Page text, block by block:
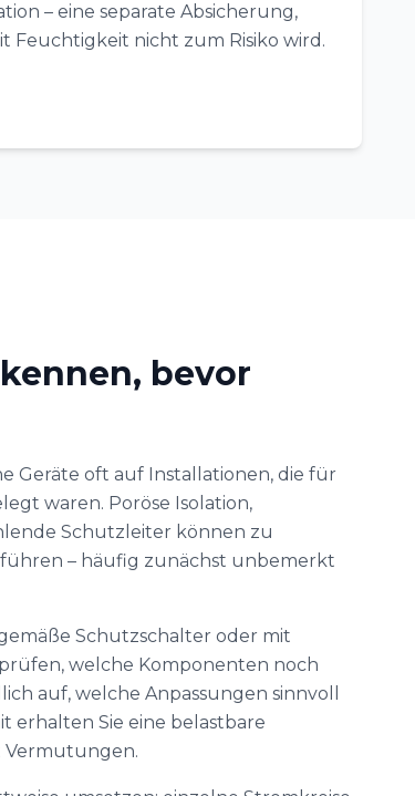
– eine separate Absicherung,
Feuchtigkeit nicht zum Risiko wird.
bevor
Geräte oft auf Installationen, die für
waren. Poröse Isolation,
Schutzleiter können zu
– häufig zunächst unbemerkt
Schutzschalter oder mit
welche Komponenten noch
auf, welche Anpassungen sinnvoll
erhalten Sie eine belastbare